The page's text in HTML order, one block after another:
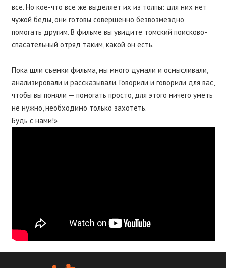
все. Но кое-что все же выделяет их из толпы: для них нет
чужой беды, они готовы совершенно безвозмездно
помогать другим. В фильме вы увидите томский поисково-
спасательный отряд таким, какой он есть.
Пока шли съемки фильма, мы много думали и осмысливали,
анализировали и рассказывали. Говорили и говорили для вас,
чтобы вы поняли — помогать просто, для этого ничего уметь
не нужно, необходимо только захотеть.
Будь с нами!»